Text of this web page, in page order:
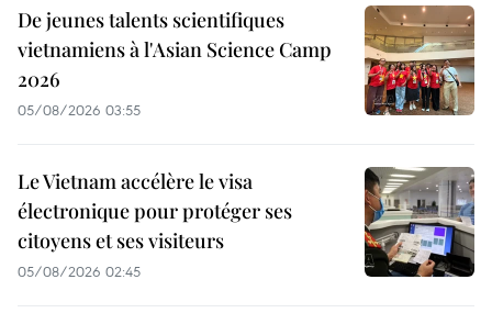
De jeunes talents scientifiques
vietnamiens à l'Asian Science Camp
2026
05/08/2026 03:55
Le Vietnam accélère le visa
électronique pour protéger ses
citoyens et ses visiteurs
05/08/2026 02:45